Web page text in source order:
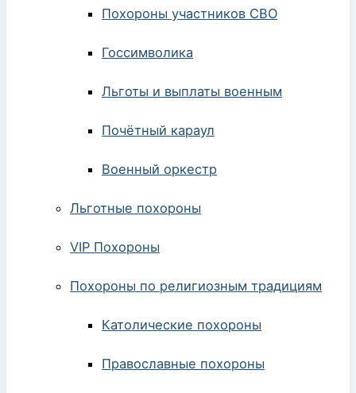
Похороны участников СВО
Госсимволика
Льготы и выплаты военным
Почётный караул
Военный оркестр
Льготные похороны
VIP Похороны
Похороны по религиозным традициям
Католические похороны
Православные похороны